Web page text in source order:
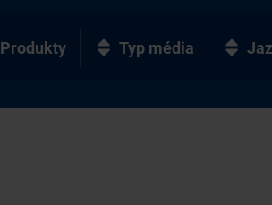
Produkty Typ média